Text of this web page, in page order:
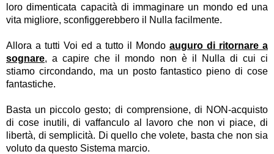
loro dimenticata capacità di immaginare un mondo ed una
vita migliore, sconfiggerebbero il Nulla facilmente.
Allora a tutti Voi ed a tutto il Mondo auguro di ritornare a
sognare, a capire che il mondo non è il Nulla di cui ci
stiamo circondando, ma un posto fantastico pieno di cose
fantastiche.
Basta un piccolo gesto; di comprensione, di NON-acquisto
di cose inutili, di vaffanculo al lavoro che non vi piace, di
libertà, di semplicità. Di quello che volete, basta che non sia
voluto da questo Sistema marcio.